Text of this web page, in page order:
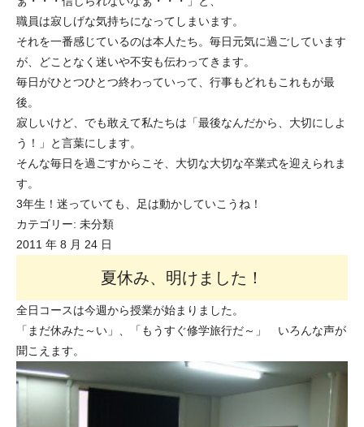
職員は寂しげな気持ちになってしまいます。
それを一番感じているのは本人たち。毎日元気に過ごしています
が、どことなく迷いや不安も伝わってきます。
毎日がひとつひとつ終わっていって、行事もどれもこれもが最
後。
寂しいけど、でも敢えて私たちは「最後なんだから、大切にしよ
う！」と言葉にします。
そんな毎日を過ごすからこそ、大切な大切な卒業式を迎えられま
す。
3年生！迷っていても、足は動かしていこうね！
カテゴリー: 未分類
2011 年 8 月 24 日
夏休み、明けました！
全日コースは今週から授業が始まりました。
「まだ休みた～い」、「もうすぐ修学旅行だ～」 いろんな声が
聞こえます。